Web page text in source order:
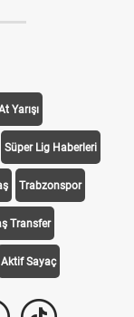
Yarışı
Süper Lig Haberleri
Trabzonspor
Transfer
Aktif Sayaç